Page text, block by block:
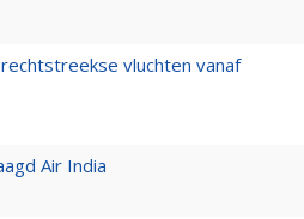
vluchten vanaf
Air India